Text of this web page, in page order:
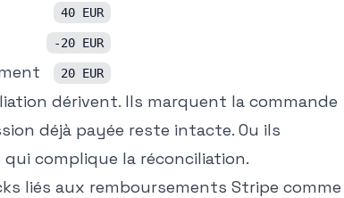
40 EUR
-20 EUR
20 EUR
dérivent. Ils marquent la commande
déjà payée reste intacte. Ou ils
complique la réconciliation.
liés aux remboursements Stripe comme